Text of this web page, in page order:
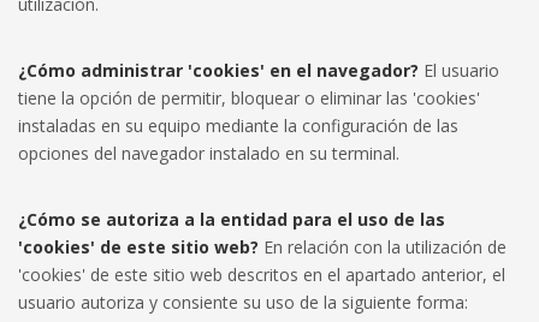
¿Cómo administrar 'cookies' en el navegador? El usuario
tiene la opción de permitir, bloquear o eliminar las 'cookies'
instaladas en su equipo mediante la configuración de las
opciones del navegador instalado en su terminal.
¿Cómo se autoriza a la entidad para el uso de las
'cookies' de este sitio web? En relación con la utilización de
'cookies' de este sitio web descritos en el apartado anterior, el
usuario autoriza y consiente su uso de la siguiente forma: